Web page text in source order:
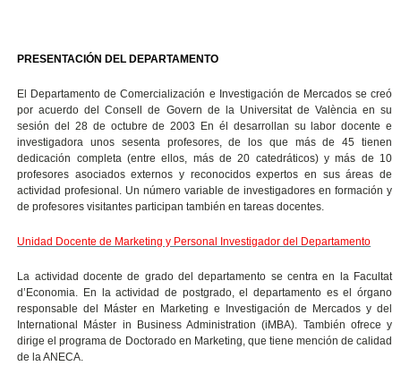
PRESENTACIÓN DEL DEPARTAMENTO
El Departamento de Comercialización e Investigación de Mercados se creó
por acuerdo del Consell de Govern de la Universitat de València en su
sesión del 28 de octubre de 2003 En él desarrollan su labor docente e
investigadora unos sesenta profesores, de los que más de 45 tienen
dedicación completa (entre ellos, más de 20 catedráticos) y más de 10
profesores asociados externos y reconocidos expertos en sus áreas de
actividad profesional. Un número variable de investigadores en formación y
de profesores visitantes participan también en tareas docentes.
Unidad Docente de Marketing y Personal Investigador del Departamento
La actividad docente de grado del departamento se centra en la Facultat
d’Economia. En la actividad de postgrado, el departamento es el órgano
responsable del Máster en Marketing e Investigación de Mercados y del
International Máster in Business Administration (iMBA). También ofrece y
dirige el programa de Doctorado en Marketing, que tiene mención de calidad
de la ANECA.